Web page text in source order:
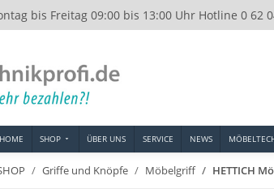
bis Freitag 09:00 bis 13:00 Uhr Hotline 0 62
HOME SHOP ÜBER UNS SERVICE NEWS
Griffe und Knöpfe Möbelgriff HETTICH